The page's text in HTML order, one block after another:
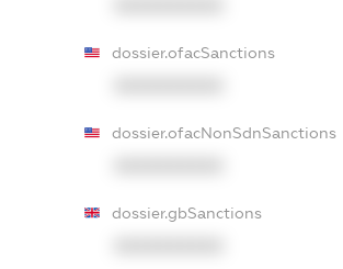
dossier.ofacSanctions
dossier.ofacNonSdnSanctions
dossier.gbSanctions